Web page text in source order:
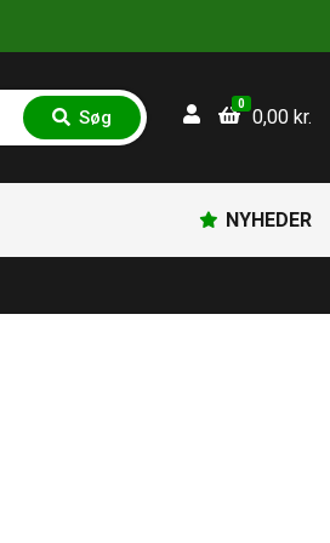
S
ø
Søg
0
0,00 kr.
NYHEDER